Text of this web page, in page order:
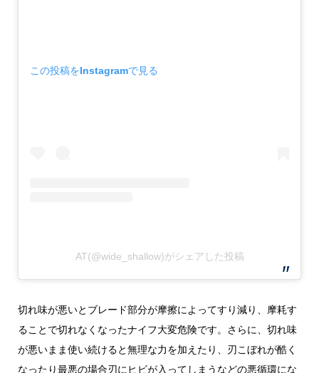
この投稿をInstagramで見る
AT(@wide_shallow)がシェアした投稿
切れ味が悪いとブレード部分が摩擦によってすり減り、摩耗す
ることで切れなくなったナイフ大変危険です。さらに、切れ味
が悪いまま使い続けると無理な力を加えたり、刃こぼれが酷く
なったり最悪の場合刃にヒビが入ってしまうなどの悪循環にな